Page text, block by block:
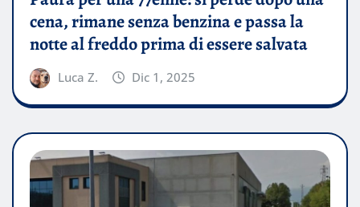
cena, rimane senza benzina e passa la
notte al freddo prima di essere salvata
Luca Z. Dic 1, 2025